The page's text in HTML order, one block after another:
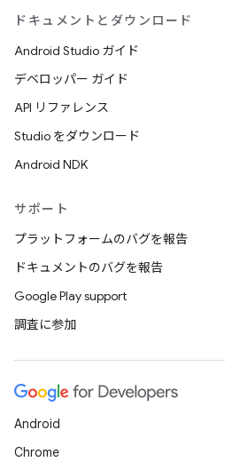
ドキュメントとダウンロード
Android Studio ガイド
デベロッパー ガイド
API リファレンス
Studio をダウンロード
Android NDK
サポート
プラットフォームのバグを報告
ドキュメントのバグを報告
Google Play support
調査に参加
Android
Chrome